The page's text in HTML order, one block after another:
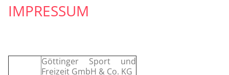
IMPRESSUM
Göttinger Sport und
Freizeit GmbH & Co. KG